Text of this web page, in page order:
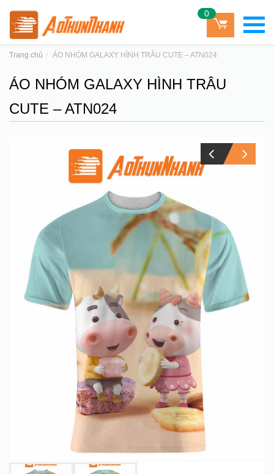
0
Trang chủ ÁO NHÓM GALAXY HÌNH TRÂU CUTE – ATN024
ÁO NHÓM GALAXY HÌNH TRÂU
CUTE – ATN024